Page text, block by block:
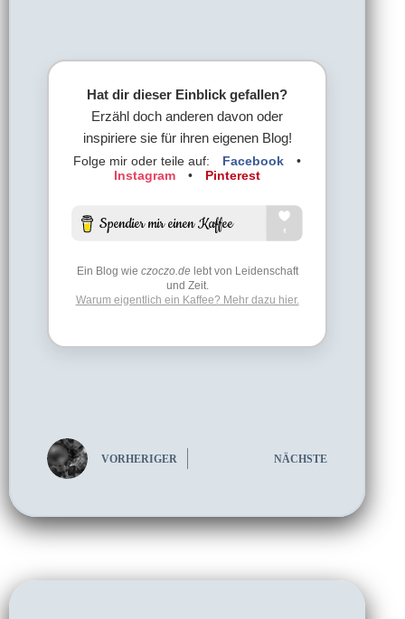
Hat dir dieser Einblick gefallen?
Erzähl doch anderen davon oder
inspiriere sie für ihren eigenen Blog!
Folge mir oder teile auf: Facebook
•
Instagram
• Pinterest
Ein Blog wie czoczo.delebt von Leidenschaft
und Zeit.
Warum eigentlich ein Kaffee? Mehr dazu hier.
VORHERIGER NÄCHSTE